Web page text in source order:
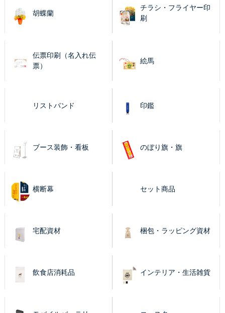
胡蝶蘭
チラシ・フライヤー印
刷
伝票印刷（名入れ伝
票）
絵馬
リストバンド 印鑑
ブース装飾・看板 のぼり旗・旗
横断幕 セット商品
宅配資材 梱包・ラッピング資材
飲食店消耗品 インテリア・生活雑貨